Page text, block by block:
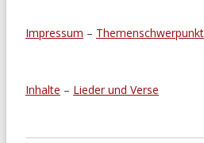
Impressum –
Inhalte – Lieder und Verse